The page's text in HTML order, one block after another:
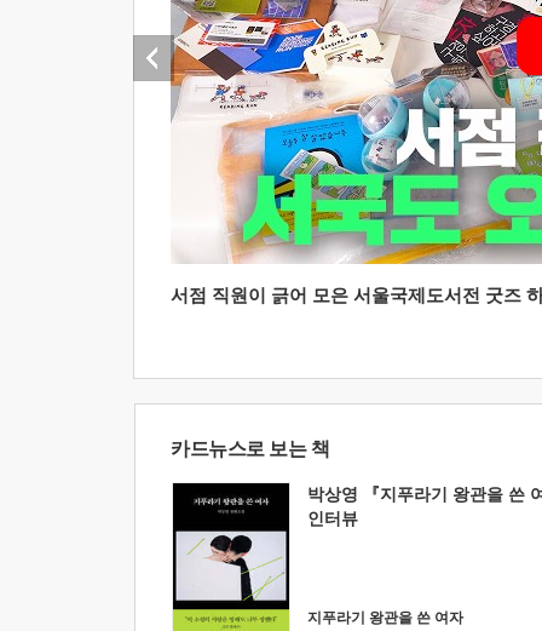
서점 직원이 긁어 모은 서울국제도서전 굿즈
카드뉴스로 보는 책
박상영 『지푸라기 왕관을 쓴
인터뷰
지푸라기 왕관을 쓴 여자